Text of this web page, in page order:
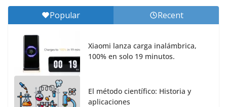
Popular Recent
Xiaomi lanza carga inalámbrica,
100% en solo 19 minutos.
El método científico: Historia y
aplicaciones